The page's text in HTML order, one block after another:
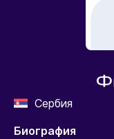
Сербия
Биография